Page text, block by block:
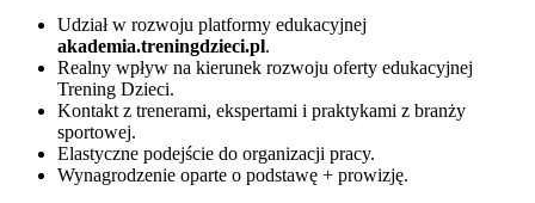
Udział w rozwoju platformy edukacyjnej
akademia.treningdzieci.pl.
Realny wpływ na kierunek rozwoju oferty edukacyjnej
Trening Dzieci.
Kontakt z trenerami, ekspertami i praktykami z branży
sportowej.
Elastyczne podejście do organizacji pracy.
Wynagrodzenie oparte o podstawę + prowizję.